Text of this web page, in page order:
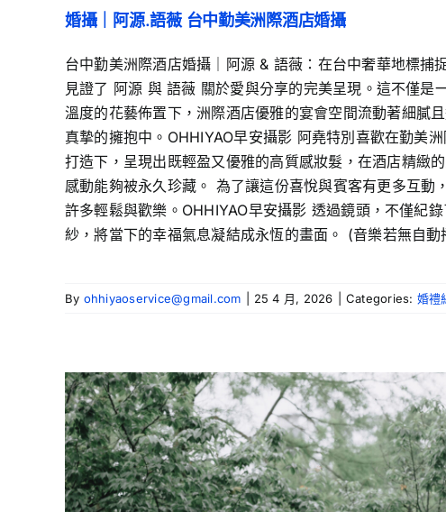
婚攝｜阿源.語薇 台中勤美洲際酒店婚攝
台中勤美洲際酒店婚攝｜阿源 & 語薇：在台中奢華地標
見證了 阿源 與 語薇 關於愛與分享的完美呈現。這不僅
溫度的花藝佈置下，洲際酒店優雅的宴會空間流動著細膩
真摯的擁抱中。OHHIYAO早安攝影 阿堯特別喜歡在勤美
打造下，呈現出既輕盈又優雅的高質感妝髮，在酒店精緻
感動能夠被永久珍藏。 為了讓這份喜悅與賓客有更多互
許多輕鬆與歡樂。OHHIYAO早安攝影 透過鏡頭，不僅紀
紗，將當下的幸福氣息凝結成永恆的畫面。 (音樂若無自
By ohhiyaoservice@gmail.com 25 4 月, 2026 Categories: 婚禮